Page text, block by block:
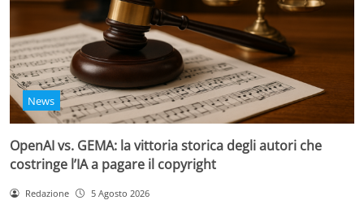
News
OpenAI vs. GEMA: la vittoria storica degli autori che
costringe l’IA a pagare il copyright
Redazione 5 Agosto 2026